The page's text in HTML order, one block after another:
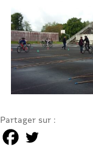
Partager sur :